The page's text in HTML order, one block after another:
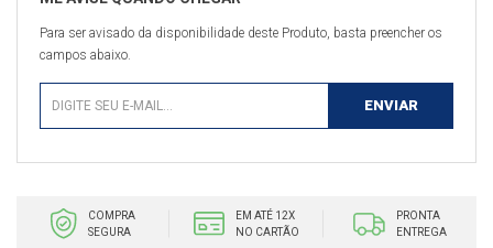
Para ser avisado da disponibilidade deste Produto, basta preencher os
campos abaixo.
COMPRA
SEGURA
EM ATÉ 12X
NO CARTÃO
PRONTA
ENTREGA